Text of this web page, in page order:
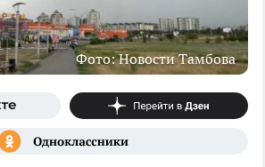
Фото: Новости Тамбова